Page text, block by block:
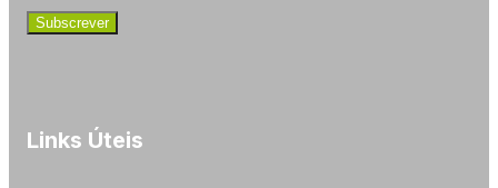
Links Úteis